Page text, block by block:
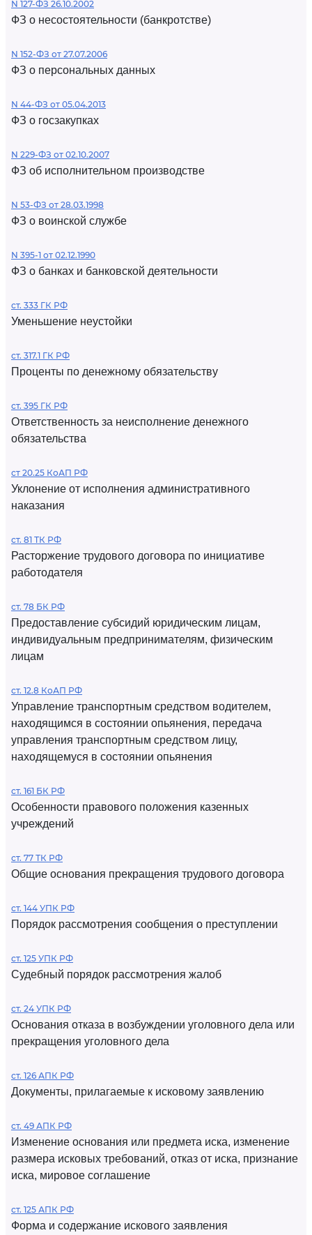
N 127-ФЗ 26.10.2002
ФЗ о несостоятельности (банкротстве)
N 152-ФЗ от 27.07.2006
ФЗ о персональных данных
N 44-ФЗ от 05.04.2013
ФЗ о госзакупках
N 229-ФЗ от 02.10.2007
ФЗ об исполнительном производстве
N 53-ФЗ от 28.03.1998
ФЗ о воинской службе
N 395-1 от 02.12.1990
ФЗ о банках и банковской деятельности
ст. 333 ГК РФ
Уменьшение неустойки
ст. 317.1 ГК РФ
Проценты по денежному обязательству
ст. 395 ГК РФ
Ответственность за неисполнение денежного
обязательства
ст 20.25 КоАП РФ
Уклонение от исполнения административного
наказания
ст. 81 ТК РФ
Расторжение трудового договора по инициативе
работодателя
ст. 78 БК РФ
Предоставление субсидий юридическим лицам,
индивидуальным предпринимателям, физическим
лицам
ст. 12.8 КоАП РФ
Управление транспортным средством водителем,
находящимся в состоянии опьянения, передача
управления транспортным средством лицу,
находящемуся в состоянии опьянения
ст. 161 БК РФ
Особенности правового положения казенных
учреждений
ст. 77 ТК РФ
Общие основания прекращения трудового договора
ст. 144 УПК РФ
Порядок рассмотрения сообщения о преступлении
ст. 125 УПК РФ
Судебный порядок рассмотрения жалоб
ст. 24 УПК РФ
Основания отказа в возбуждении уголовного дела или
прекращения уголовного дела
ст. 126 АПК РФ
Документы, прилагаемые к исковому заявлению
ст. 49 АПК РФ
Изменение основания или предмета иска, изменение
размера исковых требований, отказ от иска, признание
иска, мировое соглашение
ст. 125 АПК РФ
Форма и содержание искового заявления